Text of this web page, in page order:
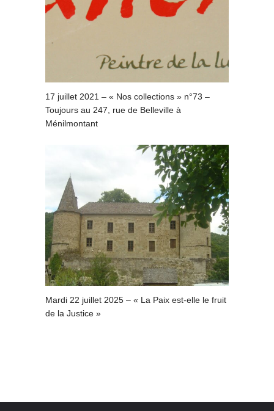
17 juillet 2021 – « Nos collections » n°73 –
Toujours au 247, rue de Belleville à
Ménilmontant
Mardi 22 juillet 2025 – « La Paix est-elle le fruit
de la Justice »